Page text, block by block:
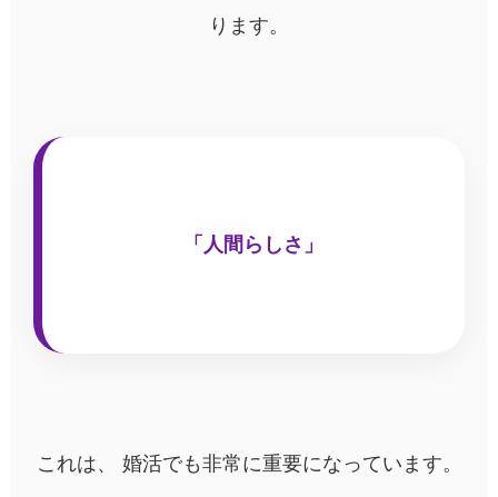
ります。
「人間らしさ」
これは、 婚活でも非常に重要になっています。